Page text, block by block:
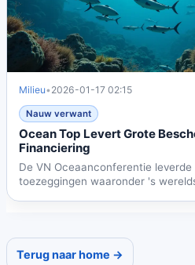
Milieu• 2026-01-17 02:15
Nauw verwant
Ocean Top Levert Grote
Financiering
De VN Oceaanconferentie
toezeggingen waaronder 's
Terug naar home →